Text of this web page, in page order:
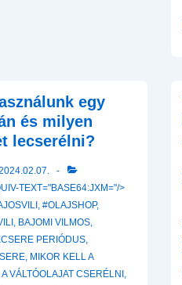
egy
és milyen
lecserélni?
TEXT="BASE64:JXM="/>
,#OLAJSHOP,
, BAJOMI VILMOS,
PERIÓDUS,
, MIKOR KELL A
VÁLTÓOLAJAT CSERÉLNI ,